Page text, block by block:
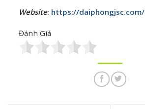
Website: https://daiphongjsc.com/
Đánh Giá